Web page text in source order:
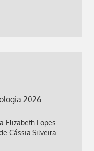
2026
Elizabeth Lopes
Cássia Silveira